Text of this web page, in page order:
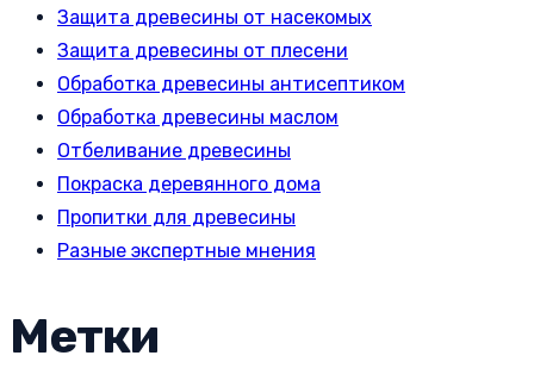
Защита древесины от насекомых
Защита древесины от плесени
Обработка древесины антисептиком
Обработка древесины маслом
Отбеливание древесины
Покраска деревянного дома
Пропитки для древесины
Разные экспертные мнения
Метки